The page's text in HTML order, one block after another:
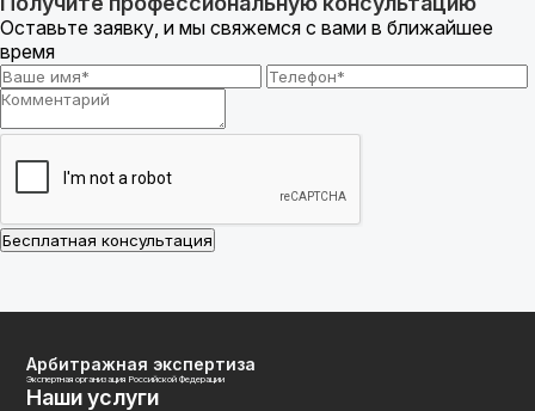
Оставьте заявку, и мы свяжемся с вами в ближайшее
время
Бесплатная консультация
Арбитражная экспертиза
Экспертная организация Российской Федерации
Наши услуги